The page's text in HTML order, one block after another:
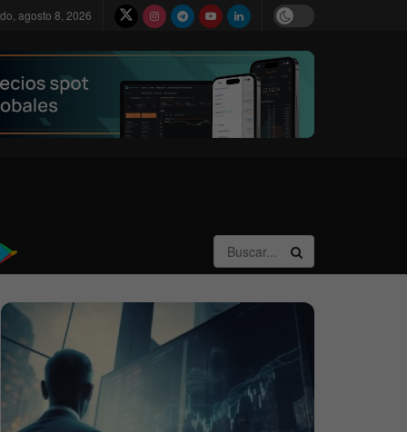
agosto 8, 2026